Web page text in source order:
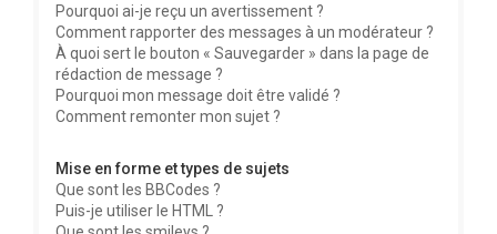
Pourquoi ai-je reçu un avertissement ?
Comment rapporter des messages à un modérateur ?
À quoi sert le bouton « Sauvegarder » dans la page de
rédaction de message ?
Pourquoi mon message doit être validé ?
Comment remonter mon sujet ?
Mise en forme et types de sujets
Que sont les BBCodes ?
Puis-je utiliser le HTML ?